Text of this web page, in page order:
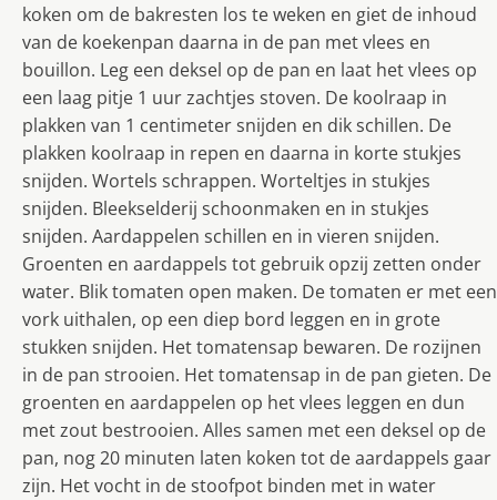
koken om de bakresten los te weken en giet de inhoud
van de koekenpan daarna in de pan met vlees en
bouillon. Leg een deksel op de pan en laat het vlees op
een laag pitje 1 uur zachtjes stoven. De koolraap in
plakken van 1 centimeter snijden en dik schillen. De
plakken koolraap in repen en daarna in korte stukjes
snijden. Wortels schrappen. Worteltjes in stukjes
snijden. Bleekselderij schoonmaken en in stukjes
snijden. Aardappelen schillen en in vieren snijden.
Groenten en aardappels tot gebruik opzij zetten onder
water. Blik tomaten open maken. De tomaten er met een
vork uithalen, op een diep bord leggen en in grote
stukken snijden. Het tomatensap bewaren. De rozijnen
in de pan strooien. Het tomatensap in de pan gieten. De
groenten en aardappelen op het vlees leggen en dun
met zout bestrooien. Alles samen met een deksel op de
pan, nog 20 minuten laten koken tot de aardappels gaar
zijn. Het vocht in de stoofpot binden met in water